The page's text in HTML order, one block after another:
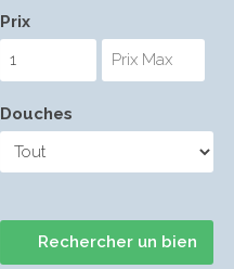
Prix
Douches